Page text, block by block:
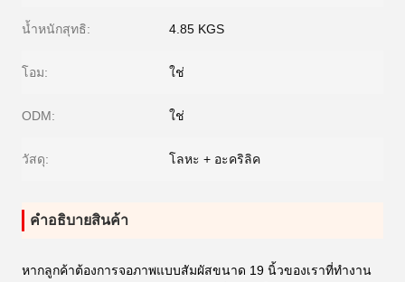
น้ำหนักสุทธิ: 4.85 KGS
โอม: ใช่
ODM: ใช่
วัสดุ: โลหะ + อะคริลิค
คําอธิบายสินค้า
หากลูกค้าต้องการจอภาพแบบสัมผัสขนาด 19 นิ้วของเราที่ทำงาน